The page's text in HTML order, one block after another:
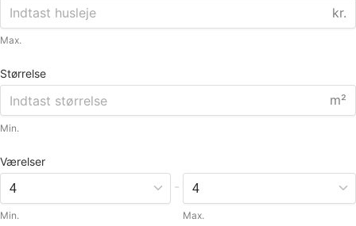
kr.
Max.
Størrelse
m²
Min.
Værelser
Min.
-
Max.